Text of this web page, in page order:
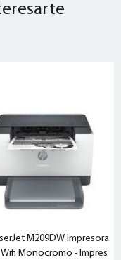
M209DW Impresora
Wifi Monocromo - Impres